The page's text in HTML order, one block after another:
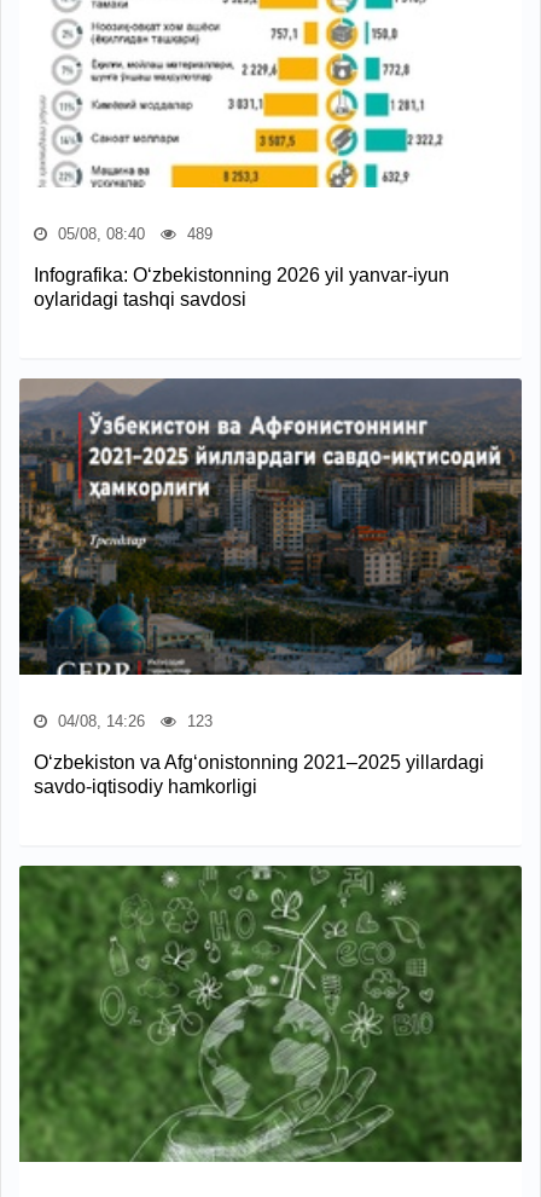
05/08, 08:40 489
Infografika: O‘zbekistonning 2026 yil yanvar-iyun
oylaridagi tashqi savdosi
04/08, 14:26 123
O‘zbekiston va Afg‘onistonning 2021–2025 yillardagi
savdo-iqtisodiy hamkorligi